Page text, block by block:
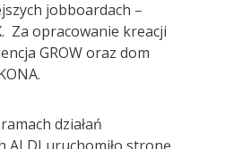
jobboardach –
Za opracowanie kreacji
GROW oraz dom
działań